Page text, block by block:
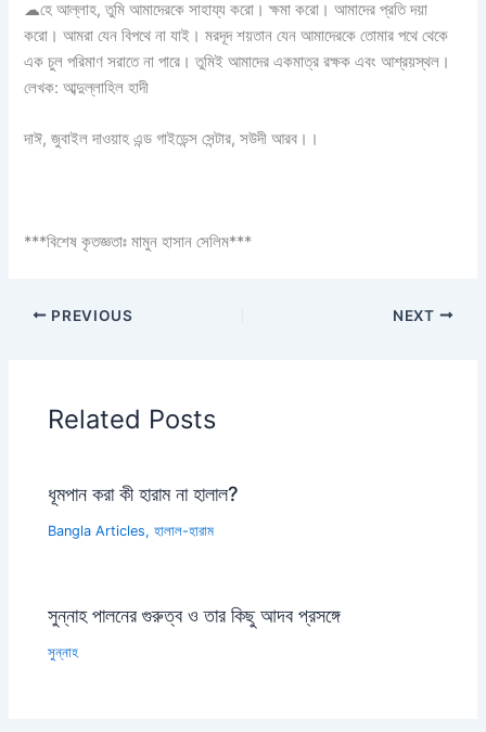
☁হে আল্লাহ, তুমি আমাদেরকে সাহায্য করো। ক্ষমা করো। আমাদের প্রতি দয়া
করো। আমরা যেন বিপথে না যাই। মরদূদ শয়তান যেন আমাদেরকে তোমার পথে থেকে
এক চুল পরিমাণ সরাতে না পারে। তুমিই আমাদের একমাত্র রক্ষক এবং আশ্রয়স্থল।
লেখক: আব্দুল্লাহিল হাদী
দাঈ, জুবাইল দাওয়াহ এন্ড গাইডেন্স সেন্টার, সউদী আরব।।
***বিশেষ কৃতজ্ঞতাঃ মামুন হাসান সেলিম***
PREVIOUS NEXT
Related Posts
ধূমপান করা কী হারাম না হালাল?
Bangla Articles,হালাল-হারাম
সুন্নাহ পালনের গুরুত্ব ও তার কিছু আদব প্রসঙ্গে
সুন্নাহ